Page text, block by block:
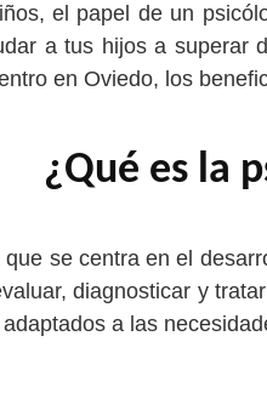
el papel de un
a tus hijos a
en Oviedo, los
¿Qué es la
se centra en el
diagnosticar y
a las